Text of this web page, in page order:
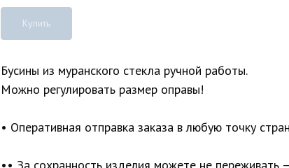
Купить
Бусины из муранского стекла ручной работы.
Можно регулировать размер оправы!
• Оперативная отправка заказа в любую точку
•• За сохранность изделия можете не